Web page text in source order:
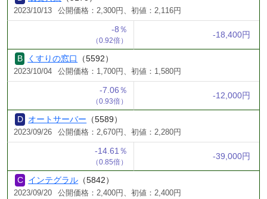
2023/10/13 公開価格：2,300円、初値：2,116円
-8％
（0.92倍）
-18,400円
くすりの窓口 （5592）
2023/10/04 公開価格：1,700円、初値：1,580円
-7.06％
（0.93倍）
-12,000円
オートサーバー （5589）
2023/09/26 公開価格：2,670円、初値：2,280円
-14.61％
（0.85倍）
-39,000円
インテグラル （5842）
2023/09/20 公開価格：2,400円、初値：2,400円